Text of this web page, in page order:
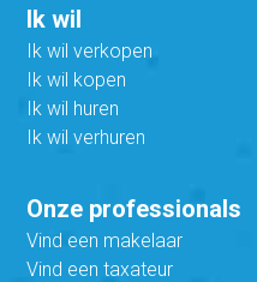
Ik wil
Ik wil verkopen
Ik wil kopen
Ik wil huren
Ik wil verhuren
Onze professionals
Vind een makelaar
Vind een taxateur